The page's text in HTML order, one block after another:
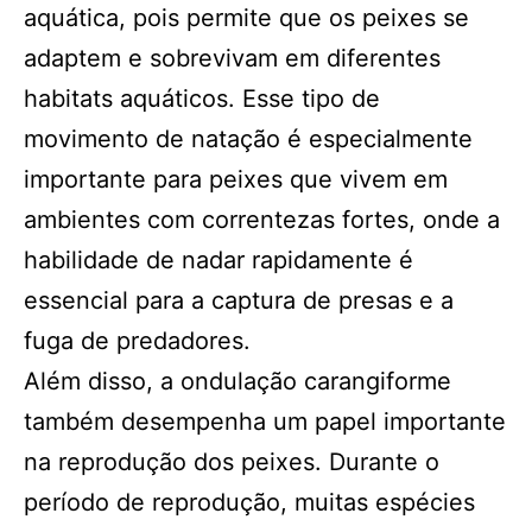
aquática, pois permite que os peixes se
adaptem e sobrevivam em diferentes
habitats aquáticos. Esse tipo de
movimento de natação é especialmente
importante para peixes que vivem em
ambientes com correntezas fortes, onde a
habilidade de nadar rapidamente é
essencial para a captura de presas e a
fuga de predadores.
Além disso, a ondulação carangiforme
também desempenha um papel importante
na reprodução dos peixes. Durante o
período de reprodução, muitas espécies